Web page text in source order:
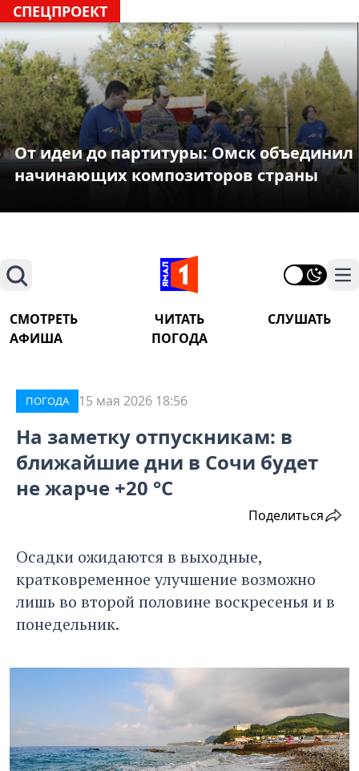
СПЕЦПРОЕКТ
От идеи до партитуры: Омск объединил
начинающих композиторов страны
Поиск
СМОТРЕТЬ ЧИТАТЬ
СЛУШАТЬ
АФИША
ПОГОДА
ПОГОДА 15 мая 2026 18:56
На заметку отпускникам: в
ближайшие дни в Сочи будет
не жарче +20 °C
Поделиться
Осадки ожидаются в выходные,
кратковременное улучшение возможно
лишь во второй половине воскресенья и в
понедельник.